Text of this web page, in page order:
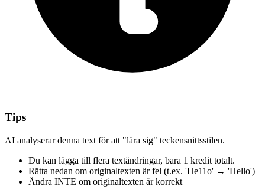
Tips
AI analyserar denna text för att "lära sig" teckensnittsstilen.
Du kan lägga till flera textändringar, bara 1 kredit totalt.
Rätta nedan om originaltexten är fel (t.ex. 'He11o' → 'Hello')
Ändra INTE om originaltexten är korrekt